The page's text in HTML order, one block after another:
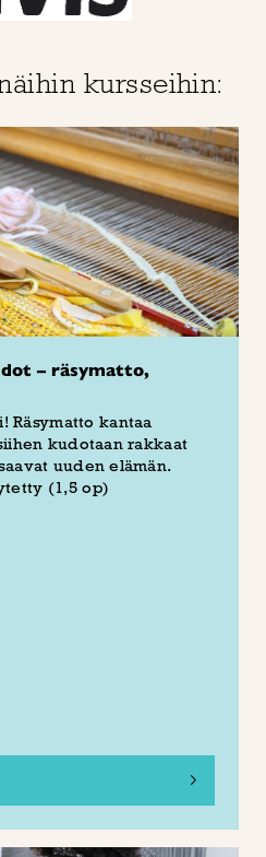
kursseihin:
– räsymatto,
Räsymatto kantaa
kudotaan rakkaat
uuden elämän.
(1,5 op)